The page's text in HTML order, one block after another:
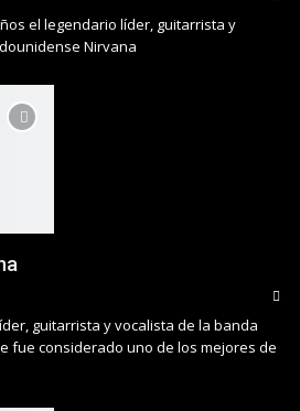
el legendario líder, guitarrista y
Nirvana
guitarrista y vocalista de la banda
fue considerado uno de los mejores de